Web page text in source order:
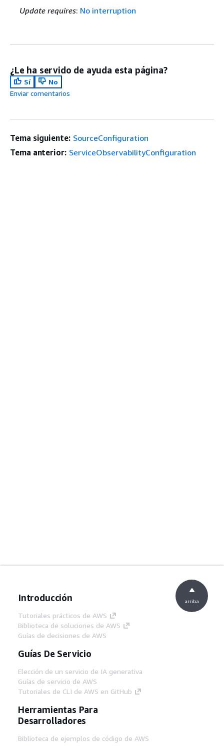
Update requires: No interruption
¿Le ha servido de ayuda esta página?
Sí
No
Enviar comentarios
Tema siguiente: SourceConfiguration
Tema anterior: ServiceObservabilityConfiguration
Introducción
Tutoriales prácticos de AWS
Biblioteca de soluciones de AWS
Guías de decisiones de AWS
Guías De Servicio
Elección de un servicio de IA generativa
Guías de servicio de AWS
Tutoriales de CLI de AWS en GitHub
Herramientas Para
Desarrolladores
Biblioteca de ejemplos de código de AWS
arriba